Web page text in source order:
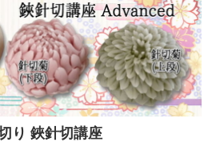
り 鋏針切講座